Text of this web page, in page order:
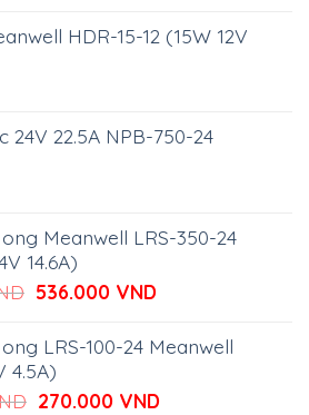
HDR-15-12 (15W 12V
24V 22.5A NPB-750-24
Meanwell LRS-350-24
14.6A)
Giá
là:
561.000 VND.
536.000 VND
tại
536.000 VND.
LRS-100-24 Meanwell
4.5A)
Giá
270.000 VND